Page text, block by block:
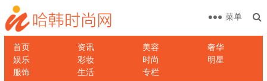
首页 资讯 美容
奢华
娱乐
彩妆 时尚
明星
服饰
生活 专栏
菜单